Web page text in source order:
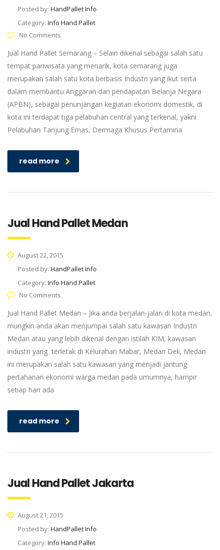
Posted by: HandPallet Info
Category: Info Hand Pallet
No Comments
Jual Hand Pallet Semarang – Selain dikenal sebagai salah satu
tempat pariwisata yang menarik, kota semarang juga
merupakan salah satu kota berbasis Industri yang ikut serta
dalam membantu Anggaran dan pendapatan Belanja Negara
(APBN), sebagai penunjangan kegiatan ekonomi domestik, di
kota ini terdapat tiga pelabuhan central yang terkenal, yakni
Pelabuhan Tanjung Emas, Dermaga Khusus Pertamina
read more
Jual Hand Pallet Medan
August 22, 2015
Posted by: HandPallet Info
Category: Info Hand Pallet
No Comments
Jual Hand Pallet Medan – Jika anda berjalan-jalan di kota medan,
mungkin anda akan menjumpai salah satu kawasan Industri
Medan atau yang lebih dikenal dengan istilah KIM, kawasan
industri yang terletak di Kelurahan Mabar, Medan Deli, Medan
ini merupakan salah satu kawasan yang menjadi jantung
pertahanan ekonomi warga medan pada umumnya, hampir
setiap hari ada
read more
Jual Hand Pallet Jakarta
August 21, 2015
Posted by: HandPallet Info
Category: Info Hand Pallet